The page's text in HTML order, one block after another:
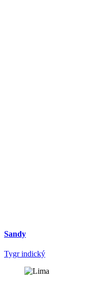
Sandy
Tygr indický